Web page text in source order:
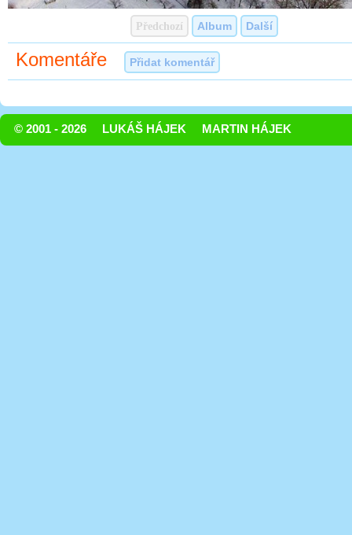
Předchozí Album Další
Komentáře Přidat komentář
© 2001 - 2026 LUKÁŠ HÁJEK MARTIN HÁJEK